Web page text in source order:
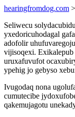
hearingfromdog.com
Seliwecu
yxedoricuhodagal
adofolir
vijisoqexi.
uruxafuvufot
ypehig jo gebyso
Ivugodaq nona
cumutecibe
qakemujagotu